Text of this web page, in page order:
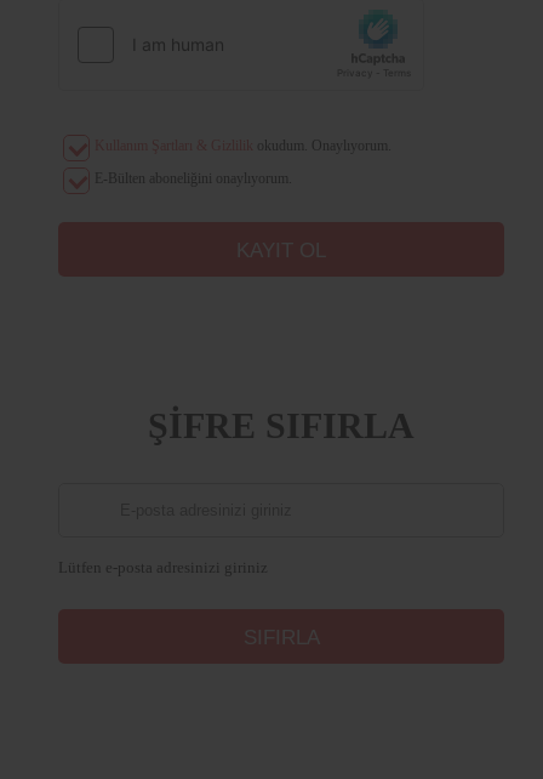
okudum. Onaylıyorum.
E-Bülten aboneliğini onaylıyorum.
ŞİFRE SIFIRLA
Lütfen e-posta adresinizi giriniz